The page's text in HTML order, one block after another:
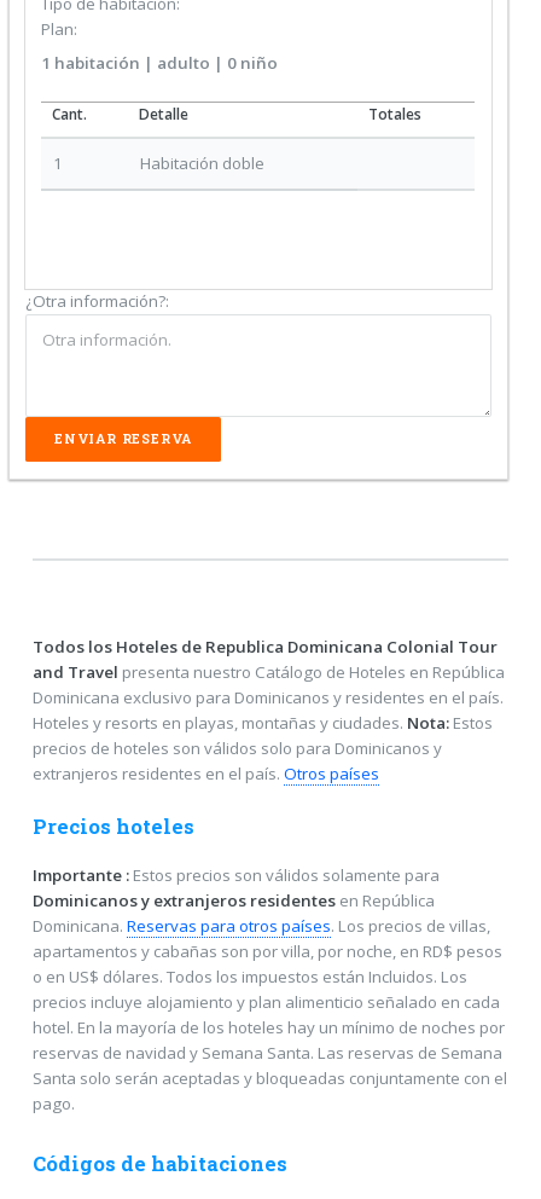
Plan:
1 habitación | adulto | 0 niño
Cant. Detalle Totales
1 Habitación doble
¿Otra información?:
Todos los Hoteles de Republica Dominicana Colonial Tour
and Travel presenta nuestro Catálogo de Hoteles en República
Dominicana exclusivo para Dominicanos y residentes en el país.
Hoteles y resorts en playas, montañas y ciudades. Nota:Estos
precios de hoteles son válidos solo para Dominicanos y
extranjeros residentes en el país. Otros países
Precios hoteles
Importante : Estos precios son válidos solamente para
Dominicanos y extranjeros residentesen República
Dominicana. Reservas para otros países. Los precios de villas,
apartamentos y cabañas son por villa, por noche, en RD$ pesos
o en US$ dólares. Todos los impuestos están Incluidos. Los
precios incluye alojamiento y plan alimenticio señalado en cada
hotel. En la mayoría de los hoteles hay un mínimo de noches por
reservas de navidad y Semana Santa. Las reservas de Semana
Santa solo serán aceptadas y bloqueadas conjuntamente con el
pago.
Códigos de habitaciones